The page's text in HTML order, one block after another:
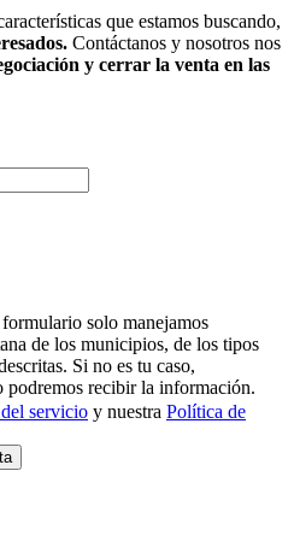
que estamos buscando,
Contáctanos y nosotros nos
y cerrar la venta en las
formulario solo manejamos
de los municipios, de los tipos
Si no es tu caso,
podremos recibir la información.
servicio y nuestra Política de